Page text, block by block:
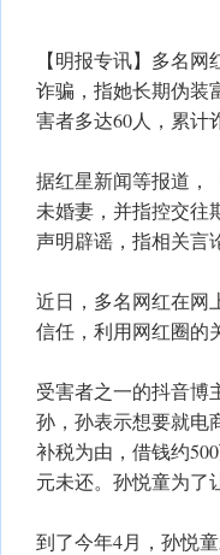
【明报专讯】多名
诈骗，指她长期伪装
害者多达60人，累计
据红星新闻等报道，
未婚妻，并指控交往
声明辟谣，指相关言
近日，多名网红在网
信任，利用网红圈的
受害者之一的抖音博
孙，孙表示想要就电
补税为由，借钱约
元未还。孙悦童为了
到了今年4月，孙悦